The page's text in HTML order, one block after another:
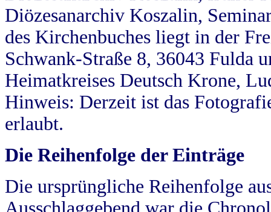
Diözesanarchiv Koszalin,
des Kirchenbuches liegt in der
Schwank-Straße 8, 36043 Fulda
Heimatkreises Deutsch Krone,
Hinweis: Derzeit ist das
erlaubt.
Die Reihenfolge der Einträge
Die ursprüngliche Reihenfolge